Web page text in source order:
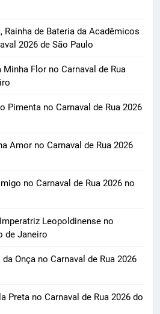
Rainha de Bateria da Acadêmicos
2026 de São Paulo
Flor no Carnaval de Rua
Pimenta no Carnaval de Rua 2026
Amor no Carnaval de Rua 2026
no Carnaval de Rua 2026 no
Leopoldinense no
de Janeiro
Onça no Carnaval de Rua 2026
Preta no Carnaval de Rua 2026 do